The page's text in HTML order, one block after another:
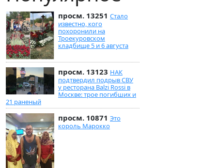
просм. 13251 Стало
известно, кого
похоронили на
Троекуровском
кладбище 5 и 6 августа
просм. 13123 НАК
подтвердил подрыв СВУ
у ресторана Balzi Rossi в
Москве: трое погибших и
21 раненый
просм. 10871 Это
король Марокко